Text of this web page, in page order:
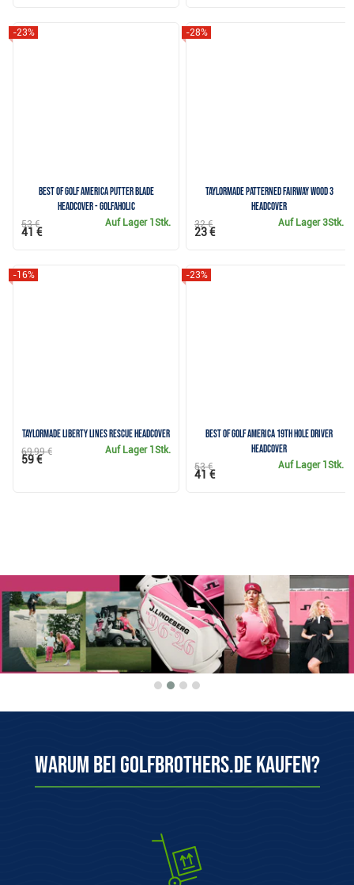
Best of Golf America putter blade
headcover - Golfaholic
-23%
Auf Lager 1Stk.
53 €
41 €
TaylorMade Patterned Fairway Wood 3
Headcover
-28%
Auf Lager3Stk.
32 €
23 €
TaylorMade Liberty Lines Rescue Headcover
-16%
Auf Lager 1Stk.
69,99 €
59 €
Best of Golf America 19th Hole Driver
Headcover
-23%
Auf Lager 1Stk.
53 €
41 €
Warum bei Golfbrothers.de kaufen?